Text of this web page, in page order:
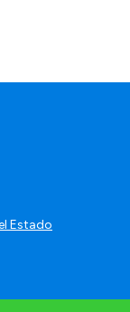
Estado